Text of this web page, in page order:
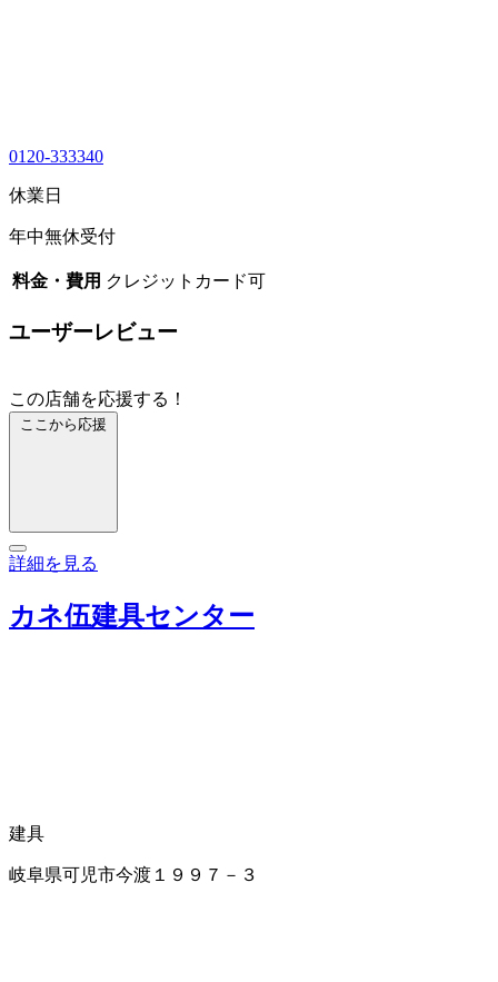
0120-333340
休業日
年中無休受付
料金・費用 クレジットカード可
ユーザーレビュー
この店舗を応援する！
ここから応援
詳細を見る
カネ伍建具センター
建具
岐阜県可児市今渡１９９７－３